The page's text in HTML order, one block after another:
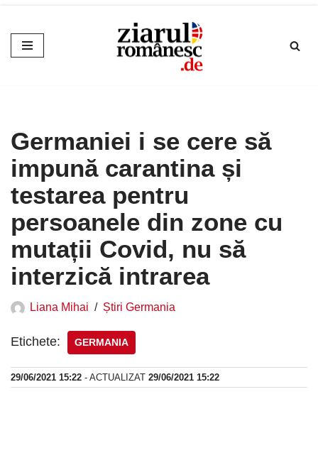
Sari
la
Germaniei i se cere să
impună carantina și
testarea pentru
persoanele din zone cu
mutații Covid, nu să
interzică intrarea
Liana Mihai Știri Germania
Etichete: GERMANIA
29/06/2021 15:22 - ACTUALIZAT 29/06/2021 15:22